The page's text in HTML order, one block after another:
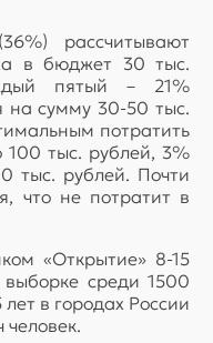
рассчитывают
в бюджет 30 тыс.
пятый – 21%
на сумму 30-50 тыс.
потратить
тыс. рублей, 3%
тыс. рублей. Почти
что не потратит в
«Открытие» 8-15
среди 1500
лет в городах России